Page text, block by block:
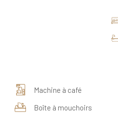
Machine à café
Boîte à mouchoirs